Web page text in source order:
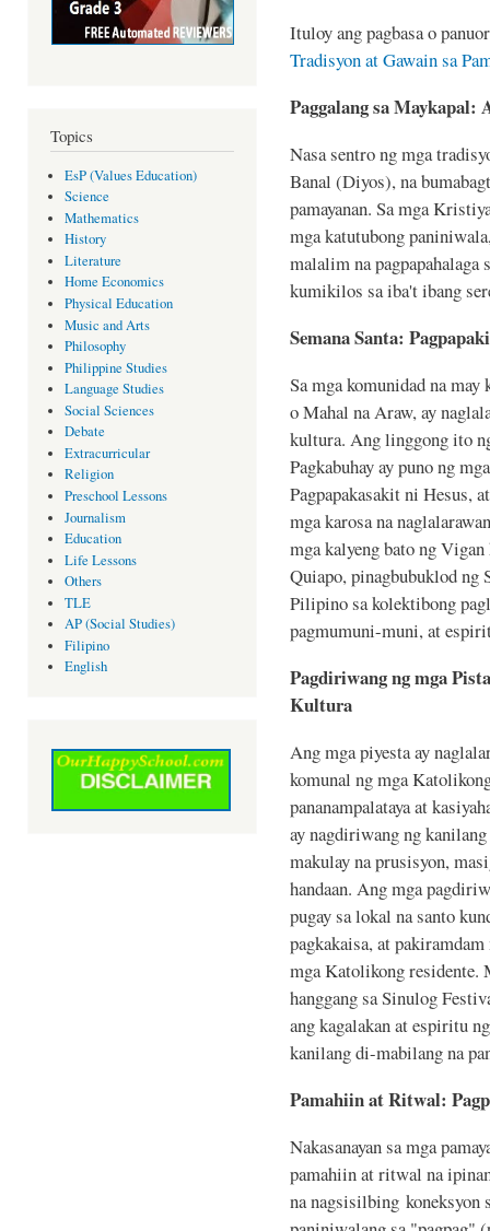
Topics
EsP (Values Education)
Science
Mathematics
History
Literature
Home Economics
Physical Education
Music and Arts
Philosophy
Philippine Studies
Language Studies
Social Sciences
Debate
Extracurricular
Religion
Preschool Lessons
Journalism
Education
Life Lessons
Others
TLE
AP (Social Studies)
Filipino
English
Ituloy ang pagbasa o
Tradisyon at Gawain sa
Paggalang sa Maykapal:
Nasa sentro ng mga
Banal (Diyos), na
pamayanan. Sa mga
mga katutubong
malalim na pagpapahalaga
kumikilos sa iba't ibang
Semana Santa:
Sa mga komunidad na
o Mahal na Araw, ay
kultura. Ang linggong ito
Pagkabuhay ay puno ng
Pagpapakasakit ni Hesus,
mga karosa na
mga kalyeng bato ng
Quiapo, pinagbubuklod ng
Pilipino sa kolektibong
pagmumuni-muni, at
Pagdiriwang ng mga
Kultura
Ang mga piyesta ay
komunal ng mga
pananampalataya at
ay nagdiriwang ng
makulay na prusisyon,
handaan. Ang mga
pugay sa lokal na santo
pagkakaisa, at
mga Katolikong
hanggang sa Sinulog
ang kagalakan at espiritu
kanilang di-mabilang na
Pamahiin at Ritwal:
Nakasanayan sa mga
pamahiin at ritwal na
na nagsisilbing koneksyon